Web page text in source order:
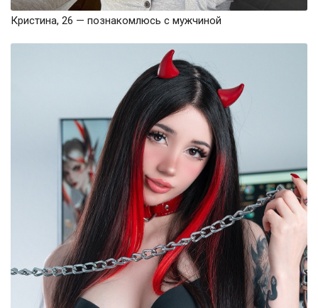
Кристина, 26 — познакомлюсь с мужчиной